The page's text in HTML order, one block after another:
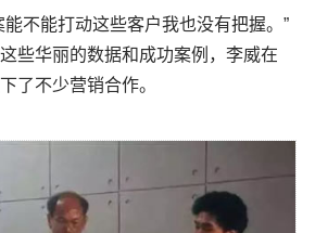
能不能打动这些客户我也没有把握。”
些华丽的数据和成功案例，李威在
了不少营销合作。